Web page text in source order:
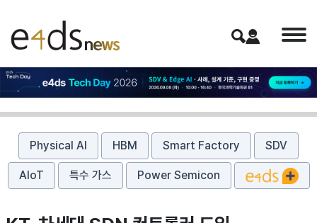
Physical AI HBM Smart Factory SDV
AIoT 특수 가스 Power Semicon